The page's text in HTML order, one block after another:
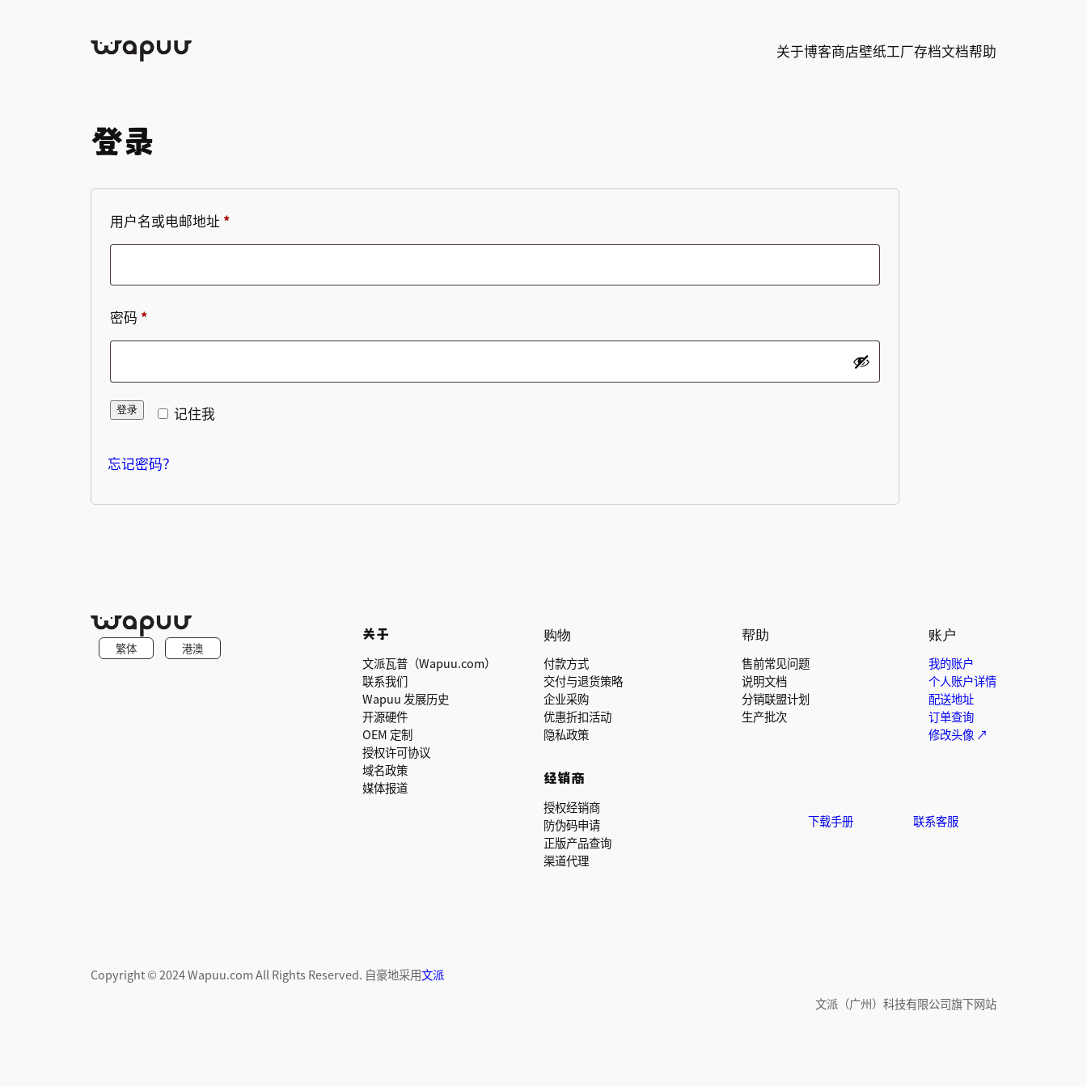
关于博客商店壁纸工厂存档文档帮助
登录
用户名或电邮地址 *
填
密码 *
填
记住我
登录
忘记密码？
繁体 港澳
关于
文派瓦普（Wapuu.com）
联系我们
Wapuu 发展历史
开源硬件
OEM 定制
授权许可协议
域名政策
媒体报道
购物
付款方式
交付与退货策略
企业采购
优惠折扣活动
隐私政策
帮助
售前常见问题
说明文档
分销联盟计划
生产批次
账户
我的账户
个人账户详情
配送地址
订单查询
修改头像 ↗
经销商
授权经销商
防伪码申请
正版产品查询
渠道代理
下载手册 联系客服
Copyright © 2024 Wapuu.com All Rights Reserved. 自豪地采用文派
文派（广州）科技有限公司旗下网站